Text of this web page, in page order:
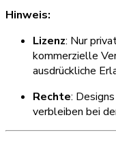
Hinweis:
Lizenz: Nur
kommerzielle
ausdrückliche
Rechte:
verbleiben bei